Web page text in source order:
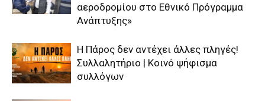
αεροδρομίου στο Εθνικό Πρόγραμμα
Ανάπτυξης»
Η Πάρος δεν αντέχει άλλες πληγές!
Συλλαλητήριο | Κοινό ψήφισμα
συλλόγων